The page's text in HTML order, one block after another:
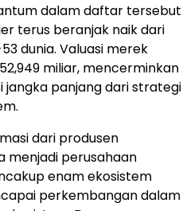
dalam daftar tersebut
terus beranjak naik dari
dunia. Valuasi merek
miliar, mencerminkan
jangka panjang dari strategi
dari produsen
menjadi perusahaan
enam ekosistem
perkembangan dalam